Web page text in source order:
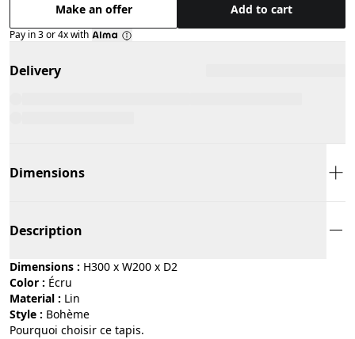
Make an offer Add to cart
Pay in 3 or 4x with
Delivery
Dimensions
Description
Dimensions : H300 x W200 x D2
Color :
écru
Material :
lin
Style :
bohème
Pourquoi choisir ce tapis.